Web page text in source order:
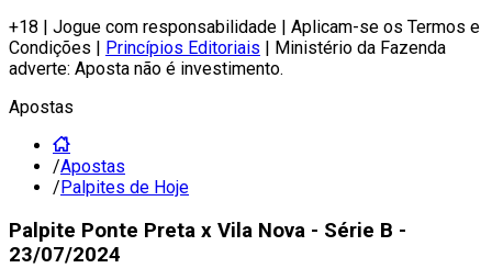
+18 | Jogue com responsabilidade | Aplicam-se os Termos e
Condições | Princípios Editoriais | Ministério da Fazenda
adverte: Aposta não é investimento.
Apostas
/Apostas
/Palpites de Hoje
Palpite Ponte Preta x Vila Nova - Série B -
23/07/2024